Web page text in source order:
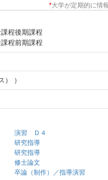
*大学が定期的に情
程後期課程
程前期課程
） ）
演習 Ｄ４
研究指導
研究指導
修士論文
卒論（制作）／指導演習